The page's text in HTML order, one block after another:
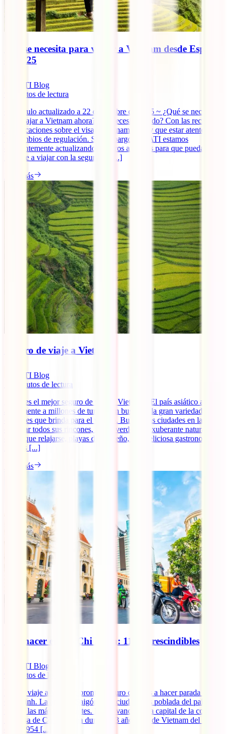
Qué se necesita para viajar a Vietnam desde España
en 2025
IATI Blog
minutos de lectura
~ Artículo actualizado a 22 de octubre de 2025 ~ ¿Qué se necesita
para viajar a Vietnam ahora? ¿Se necesita visado? Con las recientes
modificaciones sobre el visado vietnamita, hay que estar atentos a
los cambios de regulación. Sin embargo, en IATI estamos
constantemente actualizando nuestros artículos para que puedas
lanzarte a viajar con la seguridad [...]
Leer más
Seguro de viaje a Vietnam
IATI Blog
minutos de lectura
¿Cuál es el mejor seguro de viaje a Vietnam? El país asiático atrae
anualmente a millones de turistas en busca de la gran variedad de
opciones que brinda para el viajero. Bulliciosas ciudades en las que
explorar todos sus rincones, zonas verdes de exuberante naturaleza
en las que relajarse, playas de ensueño, una deliciosa gastronomía,
lugares [...]
Leer más
Qué hacer en Ho Chi Minh: 11 imprescindibles
IATI Blog
minutos de lectura
Vas de viaje a Vietnam pronto, seguro que vas a hacer parada en Ho
Chi Minh. La antigua Saigón es la ciudad más poblada del país y
una de las más importantes. No en vano, fue la capital de la colonia
francesa de Cochinchina durante 13 años y la de Vietnam del Sur
entre 1954 [...]